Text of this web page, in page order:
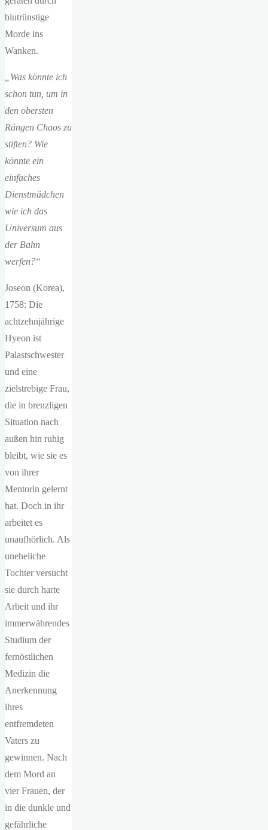
blutrünstige
Morde ins
Wanken.
„Was könnte ich
schon tun, um in
den obersten
Rängen Chaos zu
stiften? Wie
könnte ein
einfaches
Dienstmädchen
wie ich das
Universum aus
der Bahn
werfen?“
Joseon (Korea),
1758: Die
achtzehnjährige
Hyeon ist
Palastschwester
und eine
zielstrebige Frau,
die in brenzligen
Situation nach
außen hin ruhig
bleibt, wie sie es
von ihrer
Mentorin gelernt
hat. Doch in ihr
arbeitet es
unaufhörlich. Als
uneheliche
Tochter versucht
sie durch harte
Arbeit und ihr
immerwährendes
Studium der
fernöstlichen
Medizin die
Anerkennung
ihres
entfremdeten
Vaters zu
gewinnen. Nach
dem Mord an
vier Frauen, der
in die dunkle und
gefährliche